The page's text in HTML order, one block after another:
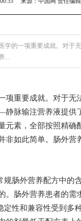
学的一项重要成就。对于
...
项重要成就。对于
脉输注营养液提供
元素，全部按照精
非如此简单。肠外
规肠外营养配方中的
。肠外营养患者的
定性和兼容性受到多